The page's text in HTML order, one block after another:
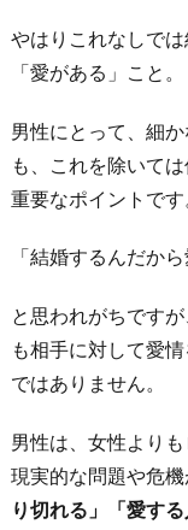
やはりこれなしで
「愛がある」こと。
男性にとって、細
も、これを除いて
重要なポイントです
「結婚するんだか
と思われがちです
も相手に対して愛
ではありません。
男性は、女性より
現実的な問題や危
り切れる」「愛す